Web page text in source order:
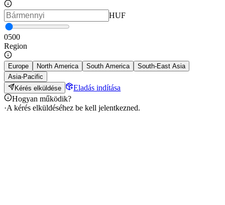
HUF
0500
Region
Europe North America South America
South-East Asia
Asia-Pacific
Kérés elküldése
Eladás indítása
Hogyan működik?
·A kérés elküldéséhez be kell jelentkezned.